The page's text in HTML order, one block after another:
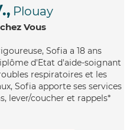
Plouay
Vous
Sofia a 18 ans
d'Etat d'aide-soignant
respiratoires et les
Sofia apporte ses services
lever/coucher et rappels*